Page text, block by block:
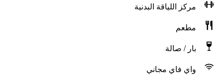
مركز اللياقة البدنية
مطعم
بار / صالة
واي فاي مجاني